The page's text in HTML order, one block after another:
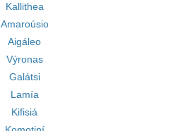
Kallithea
Amaroúsio
Aigáleo
Výronas
Galátsi
Lamía
Kifisiá